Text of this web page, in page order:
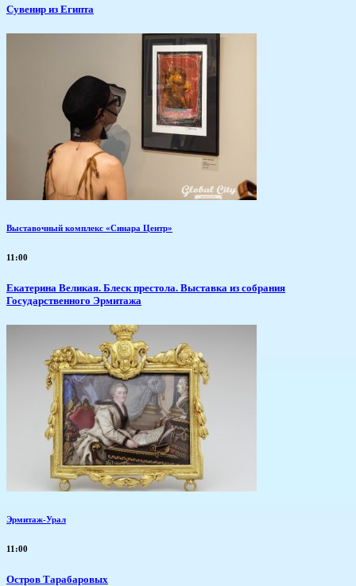
Сувенир из Египта
Выставочный комплекс «Синара Центр»
11:00
Екатерина Великая. Блеск престола. Выставка из собрания
Государственного Эрмитажа
Эрмитаж-Урал
11:00
Остров Тарабаровых